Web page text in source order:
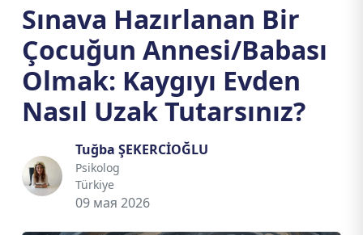
Sınava Hazırlanan Bir
Çocuğun Annesi/Babası
Olmak: Kaygıyı Evden
Nasıl Uzak Tutarsınız?
Tuğba ŞEKERCİOĞLU
Psikolog
Türkiye
09 мая 2026